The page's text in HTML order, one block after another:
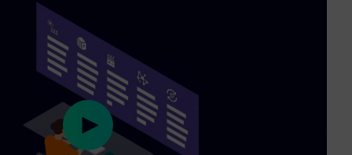
Play